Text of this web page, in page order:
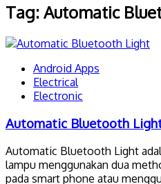
Tag: Automatic
Android Apps
Electrical
Electronic
Automatic Bluetooth
Automatic Bluetooth Light
lampu menggunakan dua
pada smart phone atau